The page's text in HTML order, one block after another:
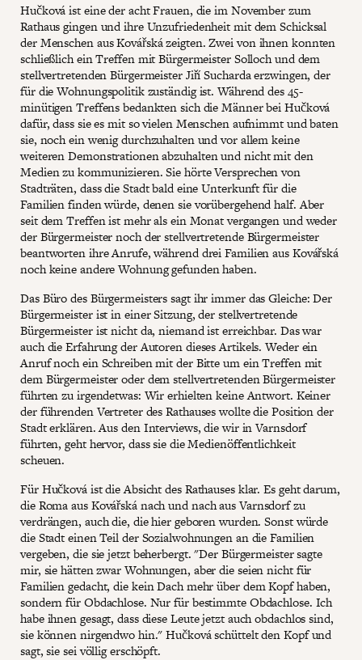
Hučková ist eine der acht Frauen, die im November zum
Rathaus gingen und ihre Unzufriedenheit mit dem Schicksal
der Menschen aus Kovářská zeigten. Zwei von ihnen konnten
schließlich ein Treffen mit Bürgermeister Solloch und dem
stellvertretenden Bürgermeister Jiří Sucharda erzwingen, der
für die Wohnungspolitik zuständig ist. Während des 45-
minütigen Treffens bedankten sich die Männer bei Hučková
dafür, dass sie es mit so vielen Menschen aufnimmt und baten
sie, noch ein wenig durchzuhalten und vor allem keine
weiteren Demonstrationen abzuhalten und nicht mit den
Medien zu kommunizieren. Sie hörte Versprechen von
Stadträten, dass die Stadt bald eine Unterkunft für die
Familien finden würde, denen sie vorübergehend half. Aber
seit dem Treffen ist mehr als ein Monat vergangen und weder
der Bürgermeister noch der stellvertretende Bürgermeister
beantworten ihre Anrufe, während drei Familien aus Kovářská
noch keine andere Wohnung gefunden haben.
Das Büro des Bürgermeisters sagt ihr immer das Gleiche: Der
Bürgermeister ist in einer Sitzung, der stellvertretende
Bürgermeister ist nicht da, niemand ist erreichbar. Das war
auch die Erfahrung der Autoren dieses Artikels. Weder ein
Anruf noch ein Schreiben mit der Bitte um ein Treffen mit
dem Bürgermeister oder dem stellvertretenden Bürgermeister
führten zu irgendetwas: Wir erhielten keine Antwort. Keiner
der führenden Vertreter des Rathauses wollte die Position der
Stadt erklären. Aus den Interviews, die wir in Varnsdorf
führten, geht hervor, dass sie die Medienöffentlichkeit
scheuen.
Für Hučková ist die Absicht des Rathauses klar. Es geht darum,
die Roma aus Kovářská nach und nach aus Varnsdorf zu
verdrängen, auch die, die hier geboren wurden. Sonst würde
die Stadt einen Teil der Sozialwohnungen an die Familien
vergeben, die sie jetzt beherbergt. "Der Bürgermeister sagte
mir, sie hätten zwar Wohnungen, aber die seien nicht für
Familien gedacht, die kein Dach mehr über dem Kopf haben,
sondern für Obdachlose. Nur für bestimmte Obdachlose. Ich
habe ihnen gesagt, dass diese Leute jetzt auch obdachlos sind,
sie können nirgendwo hin." Hučková schüttelt den Kopf und
sagt, sie sei völlig erschöpft.